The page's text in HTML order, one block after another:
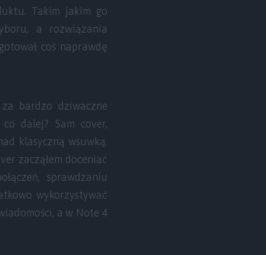
Takim jakim go
a rozwiązania
coś naprawdę
bardzo dziwaczne
dalej? Sam cover,
klasyczną wsuwką.
zacząłem doceniać
sprawdzaniu
wykorzystywać
a w Note 4